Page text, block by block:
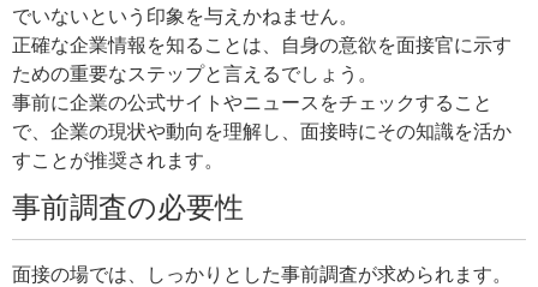
でいないという印象を与えかねません。
正確な企業情報を知ることは、自身の意欲を面接官に示す
ための重要なステップと言えるでしょう。
事前に企業の公式サイトやニュースをチェックすること
で、企業の現状や動向を理解し、面接時にその知識を活か
すことが推奨されます。
事前調査の必要性
面接の場では、しっかりとした事前調査が求められます。